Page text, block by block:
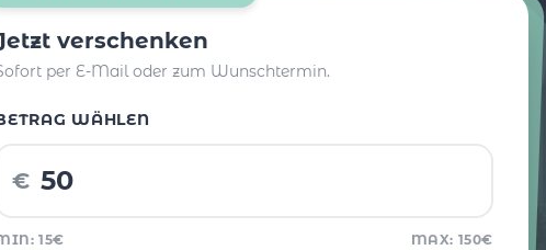
verschenken
per E-Mail oder zum Wunschtermin.
WÄHLEN
€
15€ MAX: 150€